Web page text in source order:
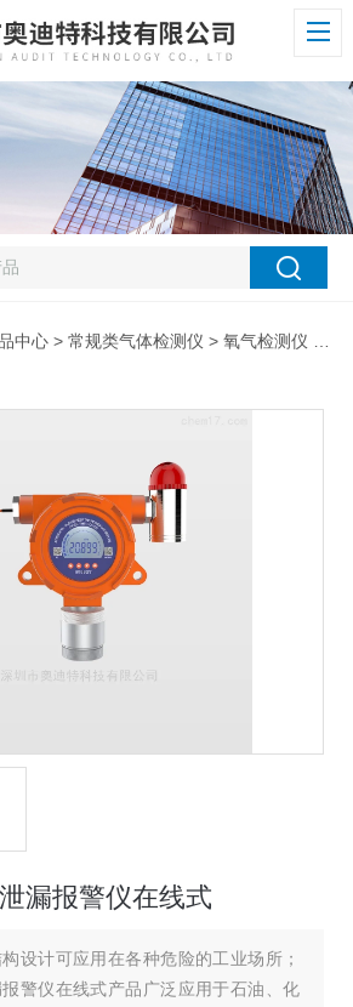
中心 >常规类气体检测仪 >氧气检测仪
漏报警仪在线式
设计可应用在各种危险的工业场所；
警仪在线式产品广泛应用于石油、化